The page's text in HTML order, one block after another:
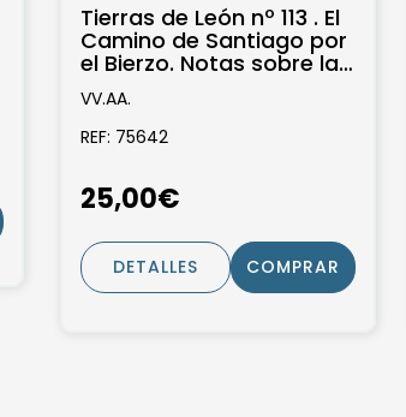
Tierras de León nº 113 . El
Camino de Santiago por
el Bierzo. Notas sobre la
historia de la imprenta...
VV.AA.
REF: 75642
25,00€
DETALLES COMPRAR